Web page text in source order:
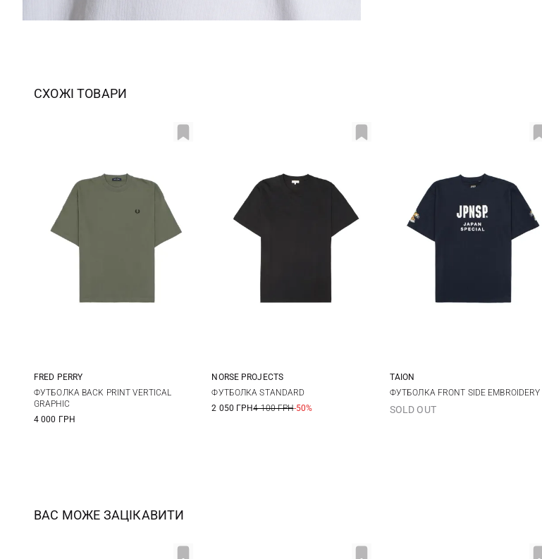
СХОЖІ ТОВАРИ
S M L
XXL
FRED PERRY
ФУТБОЛКА BACK PRINT VERTICAL
GRAPHIC
4 000 ГРН
M L
NORSE PROJECTS
ФУТБОЛКА STANDARD
2 050 ГРН4 100 ГРН-50%
M L XL XXL
TAION
ФУТБОЛКА FRONT SIDE EMBROIDERY
SOLD OUT
ВАС МОЖЕ ЗАЦІКАВИТИ